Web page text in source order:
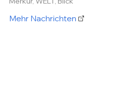
Mehr Nachrichten